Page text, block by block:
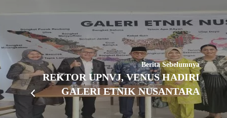
Berita Sebelumnya
REKTOR UPNVJ, VENUS HADIRI
GALERI ETNIK NUSANTARA